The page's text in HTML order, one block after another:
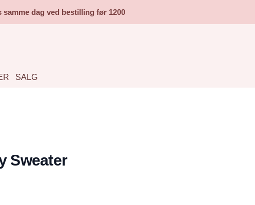
samme dag ved bestilling før 1200
SALG
Sweater